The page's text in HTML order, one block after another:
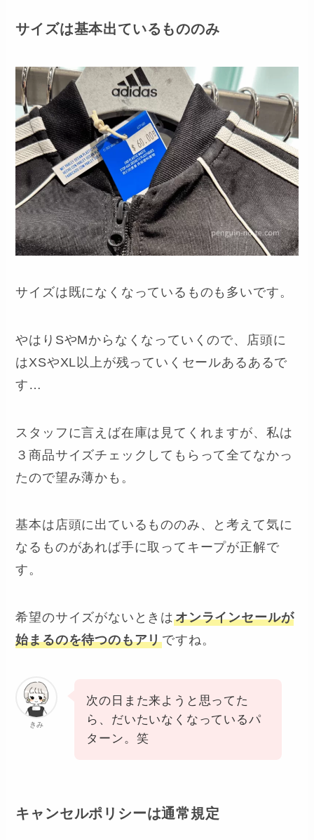
サイズは基本出ているもののみ
サイズは既になくなっているものも多いです。
やはりSやMからなくなっていくので、店頭に
はXSやXL以上が残っていくセールあるあるで
す…
スタッフに言えば在庫は見てくれますが、私は
３商品サイズチェックしてもらって全てなかっ
たので望み薄かも。
基本は店頭に出ているもののみ、と考えて気に
なるものがあれば手に取ってキープが正解で
す。
希望のサイズがないときはオンラインセールが
始まるのを待つのもアリですね。
きみ
次の日また来ようと思ってた
ら、だいたいなくなっているパ
ターン。笑
キャンセルポリシーは通常規定